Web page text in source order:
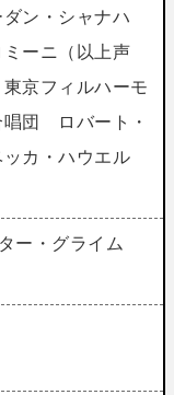
ン・シャナハ
ーニ（以上声
京フィルハーモ
団 ロバート・
カ・ハウエル
ー・グライム